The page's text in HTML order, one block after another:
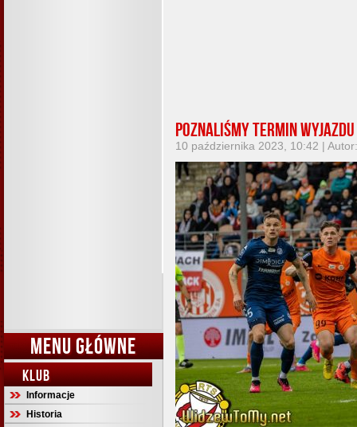
MENU GŁÓWNE
KLUB
Informacje
Historia
Poznaliśmy termin wyjazdu
10 października 2023, 10:42 |